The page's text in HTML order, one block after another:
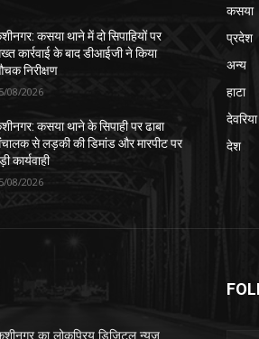
कसया थाने में दो सिपाहियों पर
कार्रवाई के बाद डीआईजी ने किया
निरीक्षण
08/2026
कसया थाने के सिपाही पर ढाबा
से लड़की की डिमांड और मारपीट पर
कार्यवाही
08/2026
कसया
प्रदेश
अन्य
हाटा
देश
का लोकप्रिय डिजिटल न्यूज़